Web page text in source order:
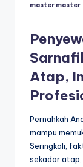
Posted
master master
Atap,
Pernahkah
mampu
Seringkali,
sekadar